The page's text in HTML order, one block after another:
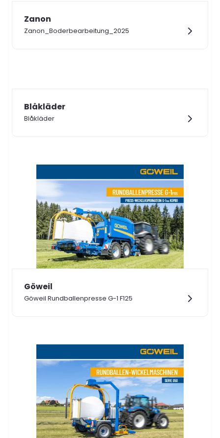
Zanon
Zanon_Boderbearbeitung_2025
Blåkläder
Blåkläder
Göweil
Göweil Rundballenpresse G-1 F125